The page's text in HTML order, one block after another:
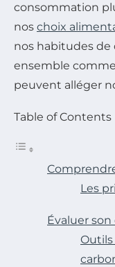
consommation
nos choix
nos habitudes
ensemble
peuvent alléger
Table of Contents
Les
Évaluer
Outils